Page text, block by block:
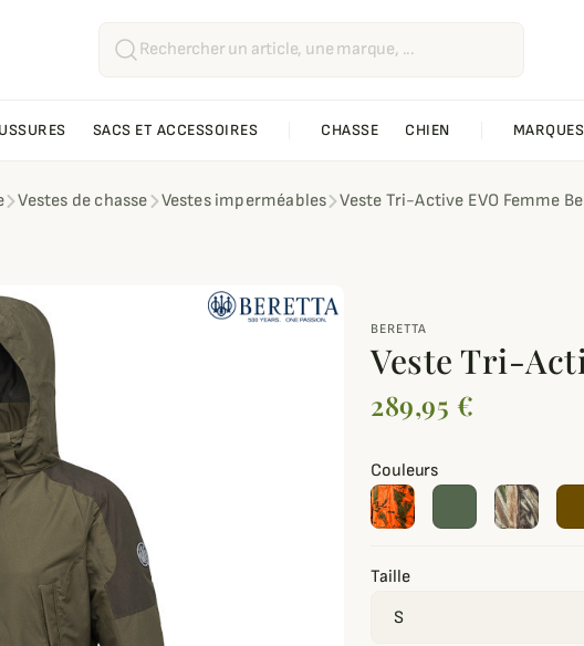
SACS ET ACCESSOIRES CHASSE CHIEN MARQUES
Vestes de chasse Vestes imperméables Veste Tri-Active EVO Femme
BERETTA
Veste Tri-
289,95 €
Couleurs
Taille